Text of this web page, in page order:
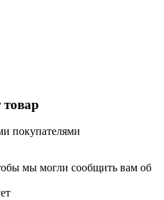
товар
покупателями
мы могли сообщить вам об